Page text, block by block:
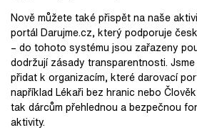
Nově můžete také přispět na naše
portál Darujme.cz, který podporuje
– do tohoto systému jsou zařazeny
dodržují zásady transparentnosti.
přidat k organizacím, které darovací
například Lékaři bez hranic nebo
tak dárcům přehlednou a bezpečnou
aktivity.